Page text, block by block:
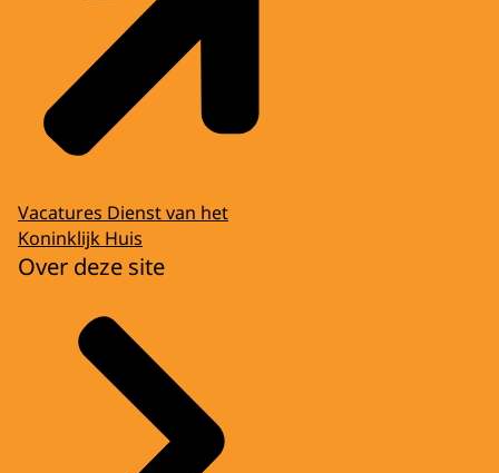
Vacatures Dienst van het
Koninklijk Huis
Over deze site